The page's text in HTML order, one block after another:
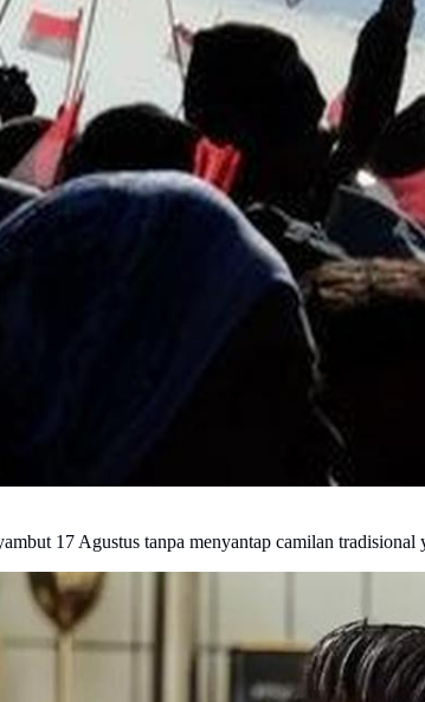
17 Agustus tanpa menyantap camilan tradisional